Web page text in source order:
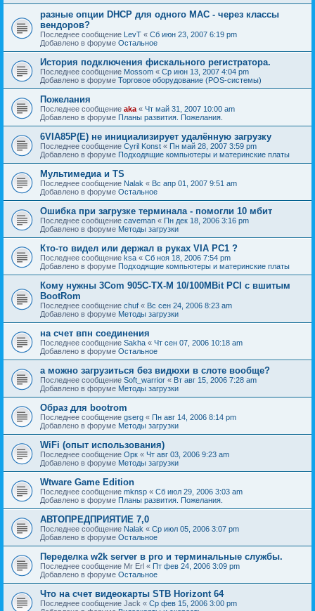
разные опции DHCP для одного MAC - через классы
вендоров?
Последнее сообщение LevT « Сб июн 23, 2007 6:19 pm
Добавлено в форуме Остальное
История подключения фискального регистратора.
Последнее сообщение Mossom « Ср июн 13, 2007 4:04 pm
Добавлено в форуме Торговое оборудование (POS-системы)
Пожелания
Последнее сообщение aka « Чт май 31, 2007 10:00 am
Добавлено в форуме Планы развития. Пожелания.
6VIA85P(E) не инициализирует удалённую загрузку
Последнее сообщение Cyril Konst « Пн май 28, 2007 3:59 pm
Добавлено в форуме Подходящие компьютеры и материнские платы
Мультимедиа и TS
Последнее сообщение Nalak « Вс апр 01, 2007 9:51 am
Добавлено в форуме Остальное
Ошибка при загрузке терминала - помогли 10 мбит
Последнее сообщение caveman « Пн дек 18, 2006 3:16 pm
Добавлено в форуме Методы загрузки
Кто-то видел или держал в руках VIA PC1 ?
Последнее сообщение ksa « Сб ноя 18, 2006 7:54 pm
Добавлено в форуме Подходящие компьютеры и материнские платы
Кому нужны 3Com 905C-TX-M 10/100MBit PCI с вшитым
BootRom
Последнее сообщение chuf « Вс сен 24, 2006 8:23 am
Добавлено в форуме Методы загрузки
на счет впн соединения
Последнее сообщение Sakha « Чт сен 07, 2006 10:18 am
Добавлено в форуме Остальное
а можно загрузиться без видюхи в слоте вообще?
Последнее сообщение Soft_warrior « Вт авг 15, 2006 7:28 am
Добавлено в форуме Методы загрузки
Образ для bootrom
Последнее сообщение gserg « Пн авг 14, 2006 8:14 pm
Добавлено в форуме Методы загрузки
WiFi (опыт использования)
Последнее сообщение Орк « Чт авг 03, 2006 9:23 am
Добавлено в форуме Методы загрузки
Wtware Game Edition
Последнее сообщение mknsp « Сб июл 29, 2006 3:03 am
Добавлено в форуме Планы развития. Пожелания.
АВТОПРЕДПРИЯТИЕ 7,0
Последнее сообщение Nalak « Ср июл 05, 2006 3:07 pm
Добавлено в форуме Остальное
Переделка w2k server в pro и терминальные службы.
Последнее сообщение Mr Erl « Пт фев 24, 2006 3:09 pm
Добавлено в форуме Остальное
Что на счет видеокарты STB Horizont 64
Последнее сообщение Jack « Ср фев 15, 2006 3:00 pm